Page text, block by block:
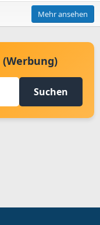
Mehr ansehen
Suchen